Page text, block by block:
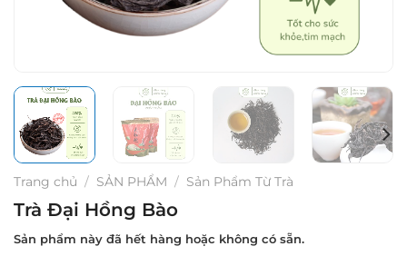
Trang chủ / SẢN PHẨM / Sản Phẩm Từ Trà
Trà Đại Hồng Bào
Sản phẩm này đã hết hàng hoặc không có sẵn.